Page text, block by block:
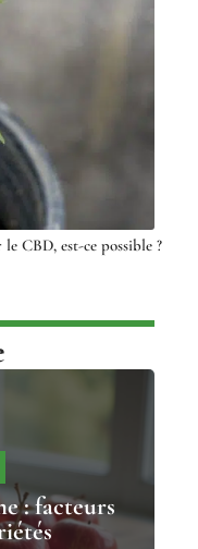
CBD, est-ce possible ?
: facteurs